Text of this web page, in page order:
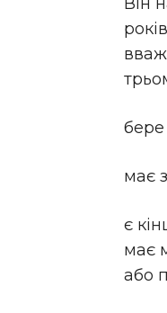
бере
має
є
має
або